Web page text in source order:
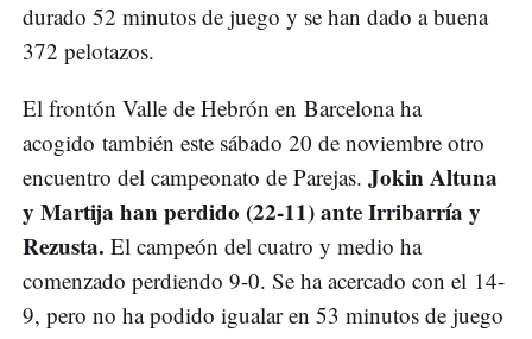
durado 52 minutos de juego y se han dado a buena
372 pelotazos.
El frontón Valle de Hebrón en Barcelona ha
acogido también este sábado 20 de noviembre otro
encuentro del campeonato de Parejas. Jokin Altuna
y Martija han perdido (22-11) ante Irribarría y
Rezusta. El campeón del cuatro y medio ha
comenzado perdiendo 9-0. Se ha acercado con el 14-
9, pero no ha podido igualar en 53 minutos de juego